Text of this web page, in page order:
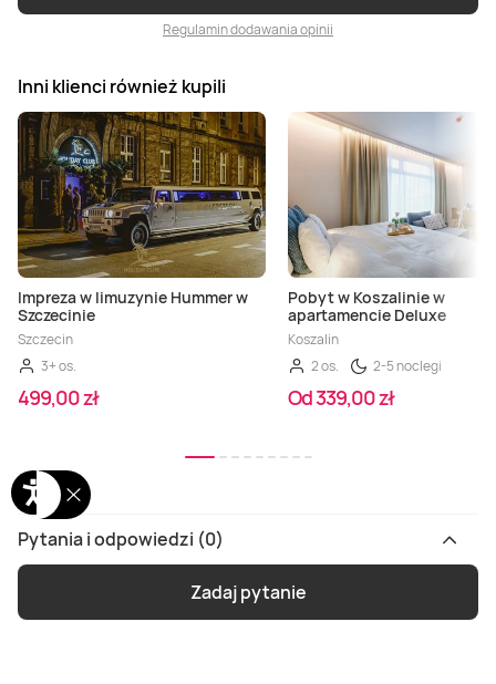
Regulamin dodawania opinii
Inni klienci również kupili
Impreza w limuzynie Hummer w
Szczecinie
Szczecin
3+ os.
499,00 zł
Pobyt w Koszalinie w
apartamencie Deluxe
Koszalin
2 os.
2-5 noclegi
Od 339,00 zł
Pytania i odpowiedzi (0)
Zadaj pytanie